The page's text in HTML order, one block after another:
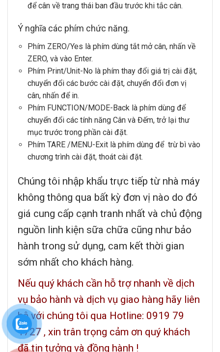
để cân về trang thái ban đầu trước khi tắc cân.
Ý nghĩa các phím chức năng.
Phím ZERO/Yes là phím dùng tắt mở cân, nhấn về
ZERO, và vào Enter.
Phím Print/Unit-No là phím thay đổi giá trị cài đặt,
chuyển đổi các bước cài đặt, chuyển đổi đơn vị
cân, nhấn để in.
Phím FUNCTION/MODE-Back là phím dùng để
chuyển đổi các tính năng Cân và Đếm, trở lại thư
mục trước trong phần cài đặt.
Phím TARE /MENU-Exit là phím dùng để trừ bì vào
chương trình cài đặt, thoát cài đặt.
Chúng tôi nhập khẩu trực tiếp từ nhà máy
không thông qua bất kỳ đơn vị nào do đó
giá cung cấp cạnh tranh nhất và chủ động
nguồn linh kiện sữa chữa cũng như bảo
hành trong sử dụng, cam kết thời gian
sớm nhất cho khách hàng.
Nếu quý khách cần hỗ trợ nhanh về dịch
vụ bảo hành và dịch vụ giao hàng hãy liên
hệ với chúng tôi qua Hotline: 0919 79
1727 , xin trân trọng cảm ơn quý khách
đã tin tưởng và đồng hành !